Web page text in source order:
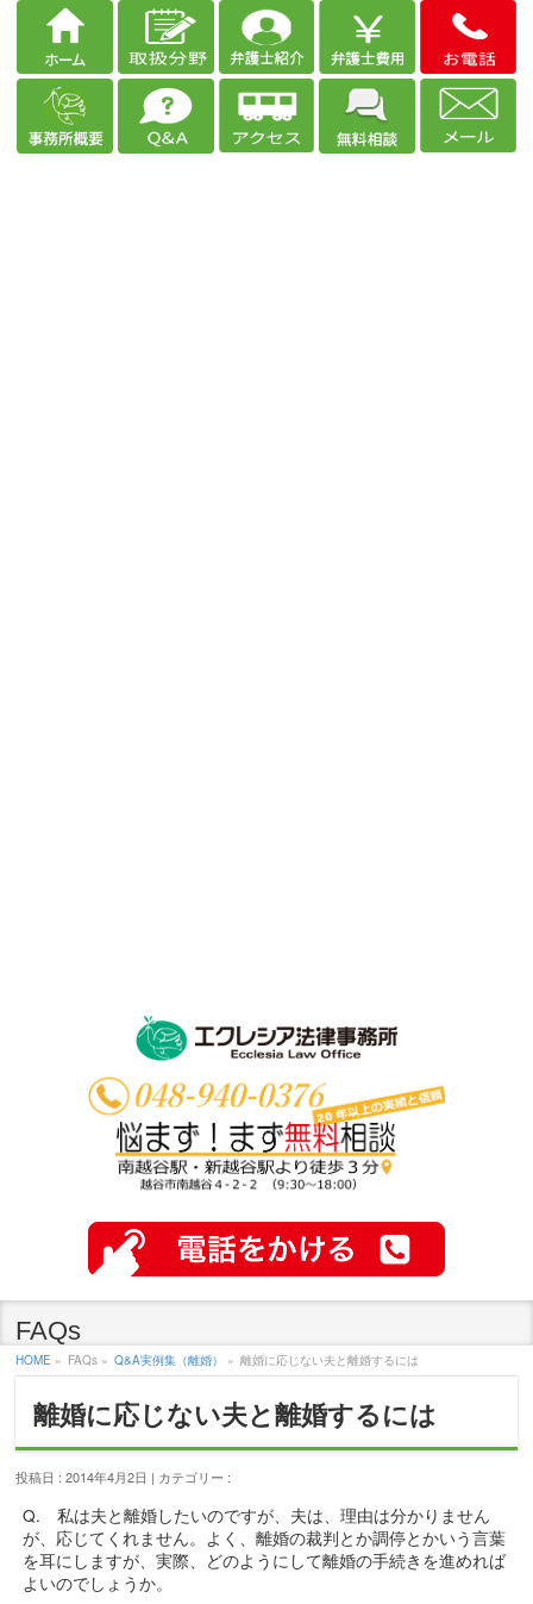
FAQs
HOME » FAQs » Q&A実例集（離婚） » 離婚に応じない夫と離婚するには
離婚に応じない夫と離婚するには
投稿日 : 2014年4月2日 | カテゴリー :
Q. 私は夫と離婚したいのですが、夫は、理由は分かりません
が、応じてくれません。よく、離婚の裁判とか調停とかいう言葉
を耳にしますが、実際、どのようにして離婚の手続きを進めれば
よいのでしょうか。